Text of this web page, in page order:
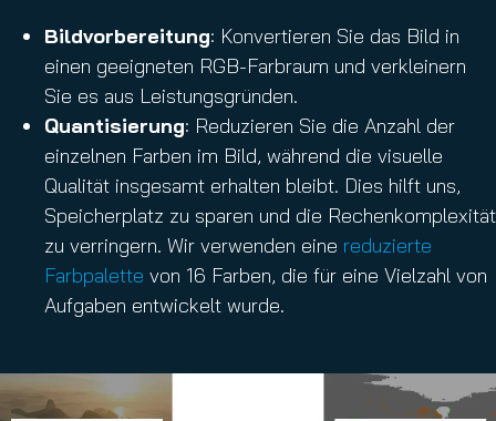
Bildvorbereitung: Konvertieren Sie das Bild in
einen geeigneten RGB-Farbraum und verkleinern
Sie es aus Leistungsgründen.
Quantisierung: Reduzieren Sie die Anzahl der
einzelnen Farben im Bild, während die visuelle
Qualität insgesamt erhalten bleibt. Dies hilft uns,
Speicherplatz zu sparen und die Rechenkomplexität
zu verringern. Wir verwenden eine reduzierte
Farbpalette von 16 Farben, die für eine Vielzahl von
Aufgaben entwickelt wurde.